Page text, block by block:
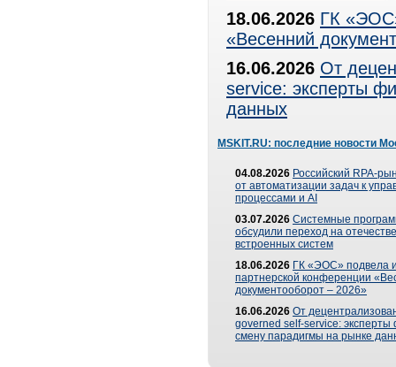
18.06.2026 ГК
«Весенний
16.06.2026 От
service: эксперты
данных
MSKIT.RU: последние новости
04.08.2026 Российский RPA-
от автоматизации задач к
процессами и AI
03.07.2026 Системные
обсудили переход на
встроенных систем
18.06.2026 ГК «ЭОС» подвела
партнерской конференции
документооборот – 2026»
16.06.2026 От
governed self-service: эксперты
смену парадигмы на рынке